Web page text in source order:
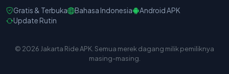
Gratis & Terbuka Bahasa Indonesia
Android APK
Update Rutin
© 2026 Jakarta Ride APK. Semua merek dagang milik pemiliknya
masing-masing.